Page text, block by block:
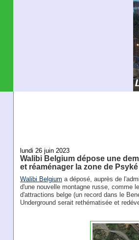
lundi 26 juin 2023
Walibi Belgium dépose une
et réaménager la zone de
Walibi Belgium a déposé, auprès de
d'une nouvelle montagne russe, comme
d'attractions belge (un record dans le
Underground serait rethématisée et